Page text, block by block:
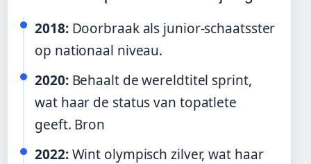
2018:Doorbraak als junior-schaatsster
op nationaal niveau.
2020:Behaalt de wereldtitel sprint,
wat haar de status van topatlete
geeft. Bron
2022:Wint olympisch zilver, wat haar